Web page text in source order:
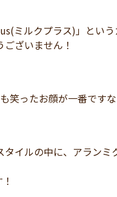
ミルクプラス)」という
ざいません！
笑ったお顔が一番ですな
イルの中に、アランミ